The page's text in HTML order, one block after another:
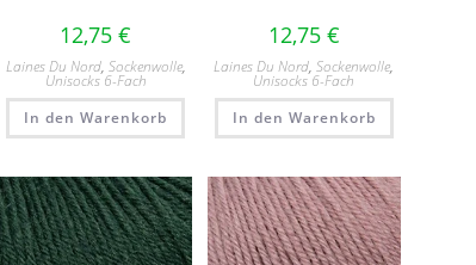
12,75€
Laines Du Nord, Sockenwolle,
Unisocks 6-Fach
In den Warenkorb
12,75 €
Laines Du Nord,Sockenwolle,
Unisocks 6-Fach
In den Warenkorb